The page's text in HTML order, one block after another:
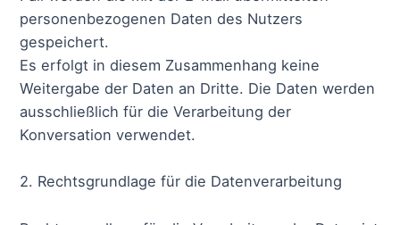
personenbezogenen Daten des Nutzers
gespeichert.
Es erfolgt in diesem Zusammenhang keine
Weitergabe der Daten an Dritte. Die Daten werden
ausschließlich für die Verarbeitung der
Konversation verwendet.
2. Rechtsgrundlage für die Datenverarbeitung